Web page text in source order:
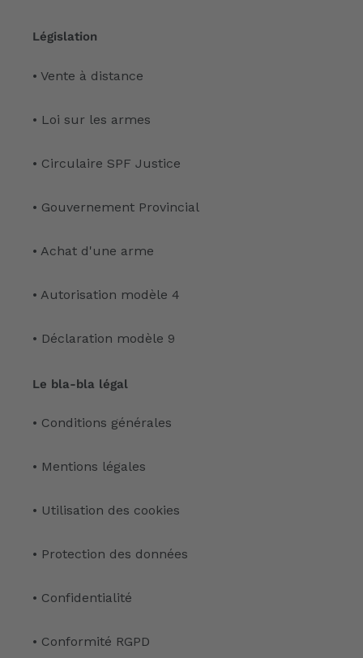
Législation
• Vente à distance
• Loi sur les armes
• Circulaire SPF Justice
• Gouvernement Provincial
• Achat d'une arme
• Autorisation modèle 4
• Déclaration modèle 9
Le bla-bla légal
• Conditions générales
• Mentions légales
• Utilisation des cookies
• Protection des données
• Confidentialité
• Conformité RGPD